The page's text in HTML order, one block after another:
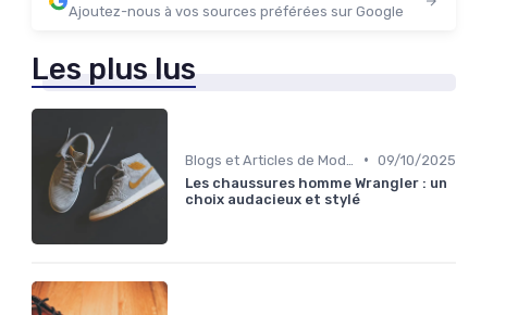
Ajoutez-nous à vos sources préférées sur Google
Les plus lus
• 09/10/2025
Les chaussures homme Wrangler : un
choix audacieux et stylé